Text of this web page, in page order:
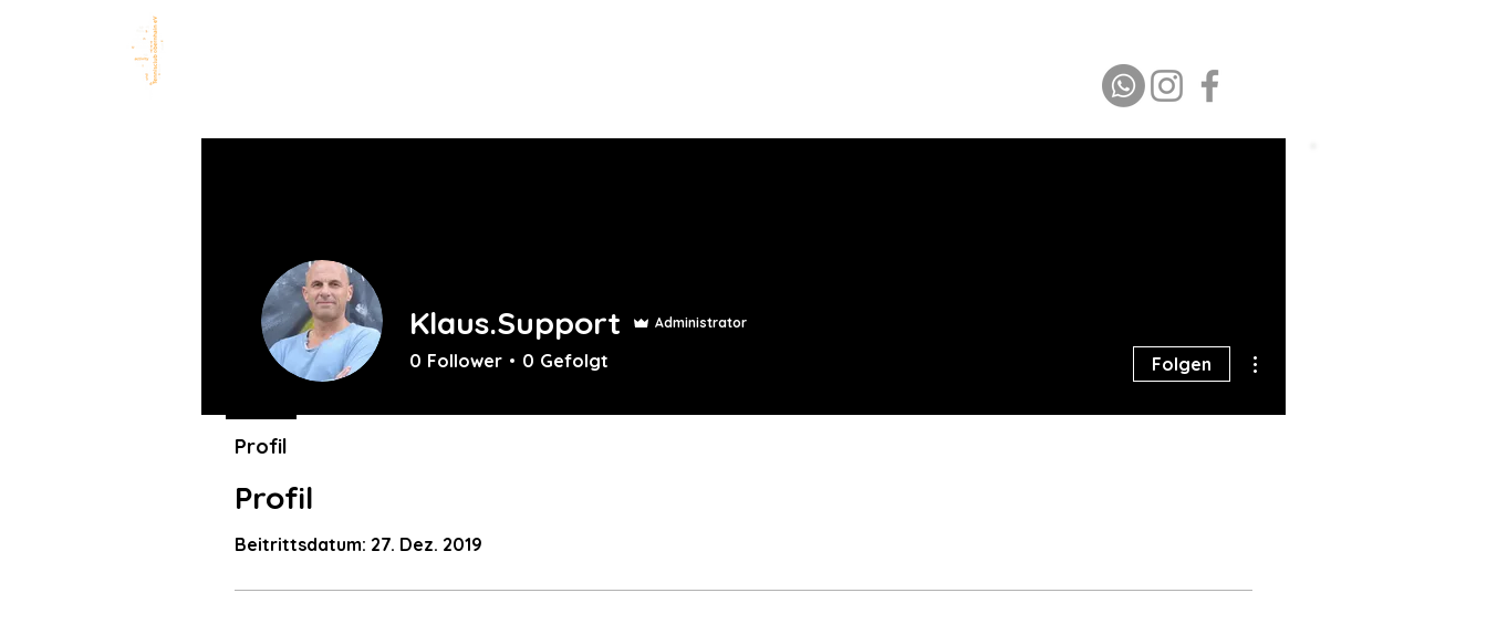
Profil
Beitrittsdatum: 27. Dez. 2019
Klaus.Support Administrator
0 Follower 0 Gefolgt Folgen
Profil